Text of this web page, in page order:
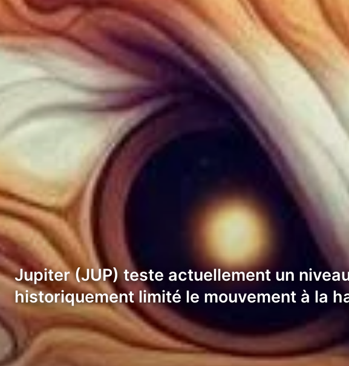
Jupiter (JUP) teste actuellement un
historiquement limité le mouvement à la